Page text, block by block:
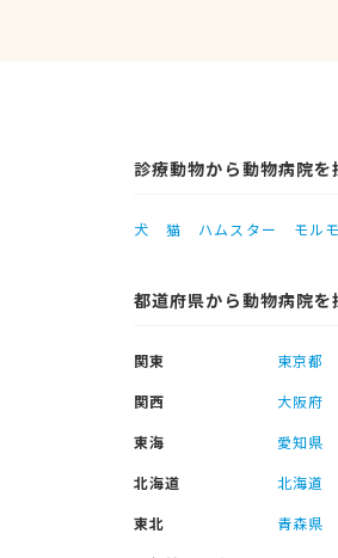
診療動物から動物病院を
犬 猫 ハムスター モル
都道府県から動物病院を
関東 東京都
関西
大阪府
東海
愛知県
北海道
北海道
東北
青森県